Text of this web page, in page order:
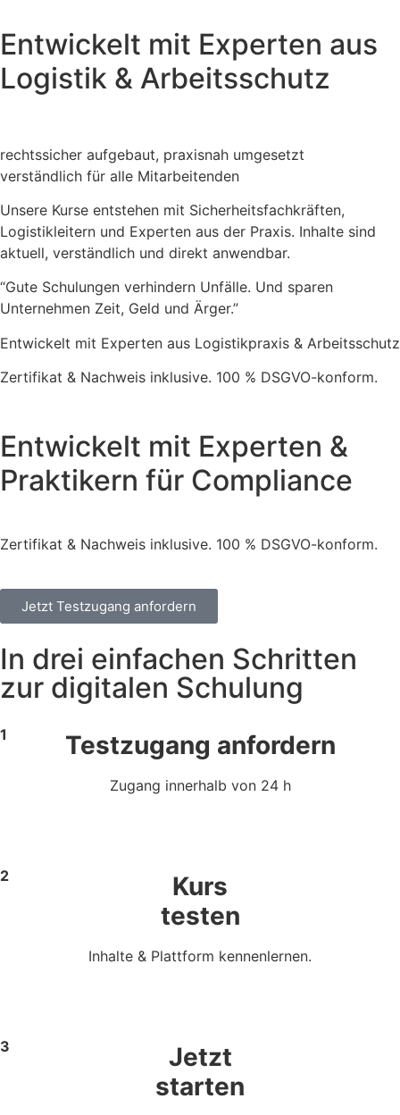
Entwickelt mit Experten aus
Logistik & Arbeitsschutz
rechtssicher aufgebaut, praxisnah umgesetzt
verständlich für alle Mitarbeitenden
Unsere Kurse entstehen mit Sicherheitsfachkräften,
Logistikleitern und Experten aus der Praxis. Inhalte sind
aktuell, verständlich und direkt anwendbar.
“Gute Schulungen verhindern Unfälle. Und sparen
Unternehmen Zeit, Geld und Ärger.”
Entwickelt mit Experten aus Logistikpraxis & Arbeitsschutz
Zertifikat & Nachweis inklusive. 100 % DSGVO-konform.
Entwickelt mit Experten &
Praktikern für Compliance
Zertifikat & Nachweis inklusive. 100 % DSGVO-konform.
Jetzt Testzugang anfordern
In drei einfachen Schritten
zur digitalen Schulung
1 Testzugang anfordern
Zugang innerhalb von 24 h
2
Kurs
testen
Inhalte & Plattform kennenlernen.
3
Jetzt
starten